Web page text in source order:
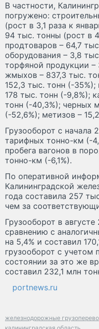
В частности,
погружено:
(рост в 3,1 раза к
94 тыс. тонны (рост в
продтоваров – 64,7
оборудования – 3,8
торфяной продукции –
жмыхов – 837,3 тыс.
152,3 тыс. тонн (-
178 тыс. тонн (-9,8%);
тонн (-40,3%); черных
(-52,6%); метизов –
Грузооборот с начала
тарифных тонно-км (-
пробега вагонов в
тонно-км (-6,1%).
По оперативной
Калининградской
года составила 257
чем за
Грузооборот в
сравнению с
на 5,4% и составил
грузооборот с учетом
состоянии за это же
составил 232,1 млн
portnews.ru
железнодорожные